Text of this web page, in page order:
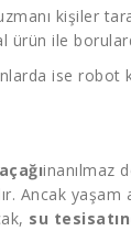
kişiler
ile
ise
inanılmaz
Ancak yaşam
su